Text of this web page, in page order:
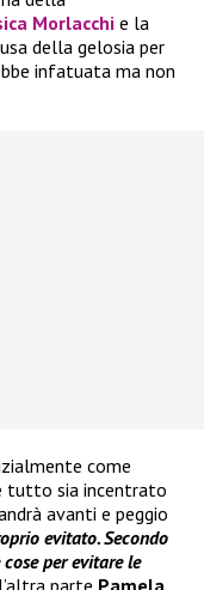
Morlacchi e la
della gelosia per
infatuata ma non
come
tutto sia incentrato
avanti e peggio
evitato. Secondo
per evitare le